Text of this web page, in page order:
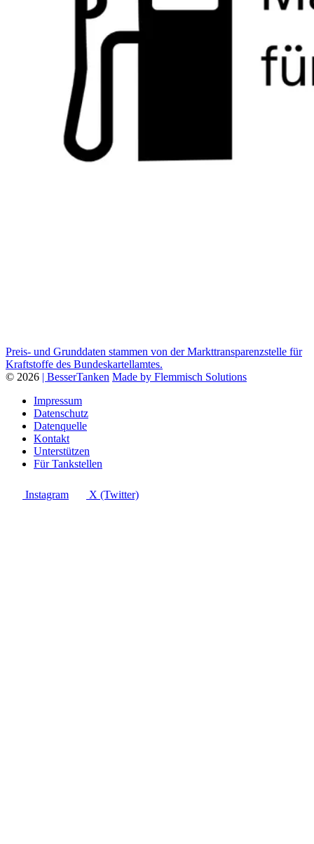
Preis- und Grunddaten stammen von der Markttransparenzstelle für
Kraftstoffe des Bundeskartellamtes.
© 2026 | BesserTanken Made by Flemmisch Solutions
Impressum
Datenschutz
Datenquelle
Kontakt
Unterstützen
Für Tankstellen
Instagram X (Twitter)